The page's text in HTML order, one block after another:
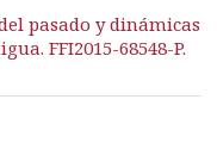
pasado y dinámicas
FFI2015-68548-P.